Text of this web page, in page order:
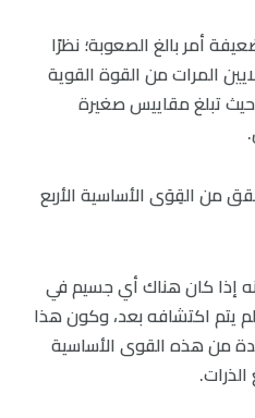
أمر بالغ الصعوبة؛ نظرًا
المرات من القوة القوية
تبلغ مقاييس صغيرة
من القِوَى الأساسية الأربع
إذا كان هناك أي جسيم في
يتم اكتشافه بعد، وكون هذا
من هذه القوى الأساسية